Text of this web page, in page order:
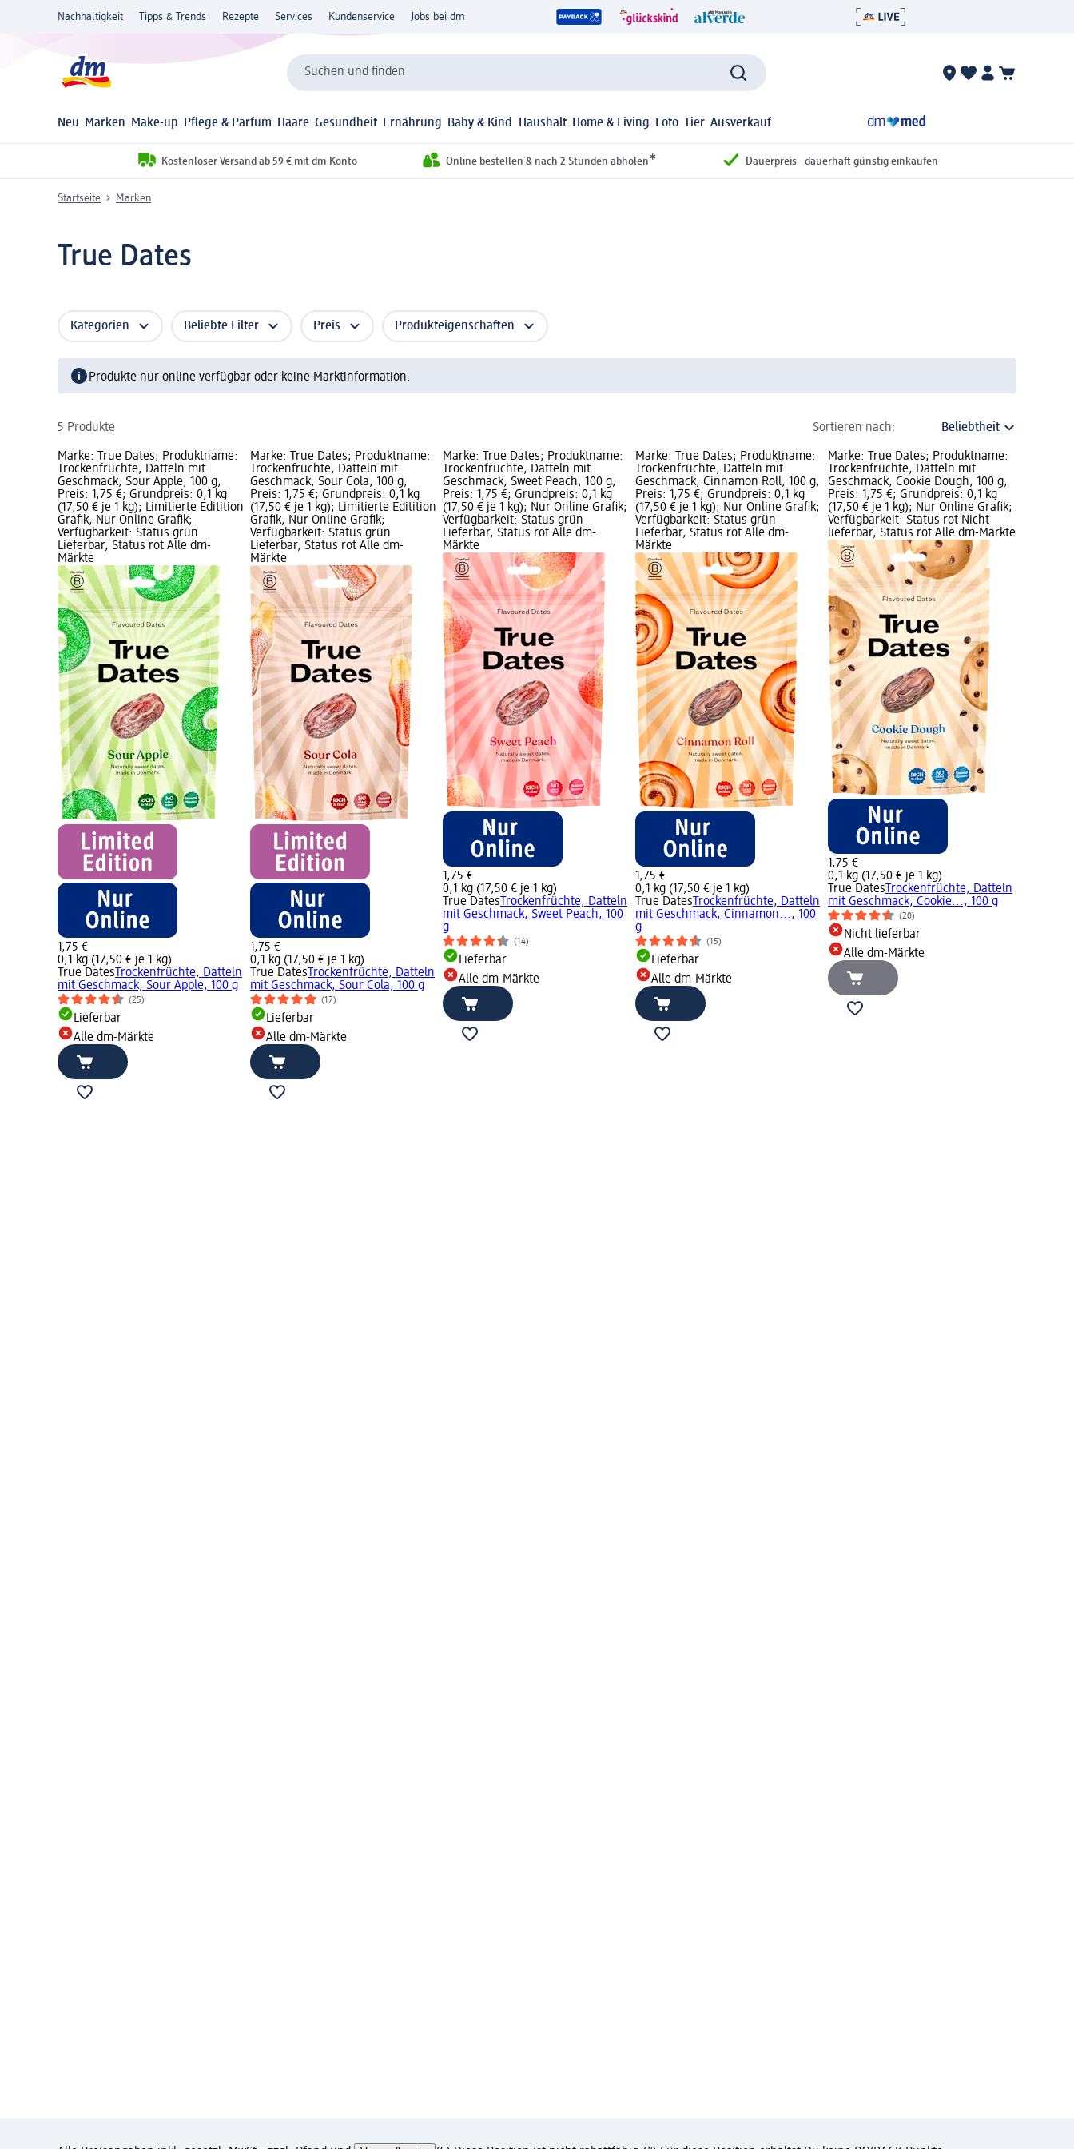
Nachhaltigkeit Tipps & Trends Rezepte Services Kundenservice Jobs bei dm
Suchen und finden
Neu Marken Make-up Pflege & Parfum Haare Gesundheit Ernährung Baby & Kind Haushalt Home & Living Foto Tier Ausverkauf
Kostenloser Versand ab 59 € mit dm-Konto Online bestellen & nach 2 Stunden abholen* Dauerpreis - dauerhaft günstig einkaufen
Startseite Marken
True Dates
Kategorien Beliebte Filter Preis Produkteigenschaften
Produkte nur online verfügbar oder keine Marktinformation.
5 Produkte Sortieren nach:
Marke: True Dates; Produktname:
Trockenfrüchte, Datteln mit
Geschmack, Sour Apple, 100 g;
Preis: 1,75 €; Grundpreis: 0,1 kg
(17,50 € je 1 kg); Limitierte Editition
Grafik, Nur Online Grafik;
Verfügbarkeit: Status grün
Lieferbar, Status rot Alle dm-
Märkte
1,75 €
0,1 kg (17,50 € je 1 kg)
True DatesTrockenfrüchte, Datteln
mit Geschmack, Sour Apple, 100 g
(25)
Lieferbar
Alle dm-Märkte
Marke: True Dates; Produktname:
Trockenfrüchte, Datteln mit
Geschmack, Sour Cola, 100 g;
Preis: 1,75 €; Grundpreis: 0,1 kg
(17,50 € je 1 kg); Limitierte Editition
Grafik, Nur Online Grafik;
Verfügbarkeit: Status grün
Lieferbar, Status rot Alle dm-
Märkte
1,75 €
0,1 kg (17,50 € je 1 kg)
True DatesTrockenfrüchte, Datteln
mit Geschmack, Sour Cola, 100 g
(17)
Lieferbar
Alle dm-Märkte
Marke: True Dates; Produktname:
Trockenfrüchte, Datteln mit
Geschmack, Sweet Peach, 100 g;
Preis: 1,75 €; Grundpreis: 0,1 kg
(17,50 € je 1 kg); Nur Online Grafik;
Verfügbarkeit: Status grün
Lieferbar, Status rot Alle dm-
Märkte
1,75 €
0,1 kg (17,50 € je 1 kg)
True DatesTrockenfrüchte, Datteln
mit Geschmack, Sweet Peach, 100
g
(14)
Lieferbar
Alle dm-Märkte
Marke: True Dates; Produktname:
Trockenfrüchte, Datteln mit
Geschmack, Cinnamon Roll, 100 g;
Preis: 1,75 €; Grundpreis: 0,1 kg
(17,50 € je 1 kg); Nur Online Grafik;
Verfügbarkeit: Status grün
Lieferbar, Status rot Alle dm-
Märkte
1,75 €
0,1 kg (17,50 € je 1 kg)
True DatesTrockenfrüchte, Datteln
mit Geschmack, Cinnamon..., 100
g
(15)
Lieferbar
Alle dm-Märkte
Marke: True Dates; Produktname:
Trockenfrüchte, Datteln mit
Geschmack, Cookie Dough, 100 g;
Preis: 1,75 €; Grundpreis: 0,1 kg
(17,50 € je 1 kg); Nur Online Grafik;
Verfügbarkeit: Status rot Nicht
lieferbar, Status rot Alle dm-Märkte
1,75 €
0,1 kg (17,50 € je 1 kg)
True DatesTrockenfrüchte, Datteln
mit Geschmack, Cookie..., 100 g
(20)
Nicht lieferbar
Alle dm-Märkte